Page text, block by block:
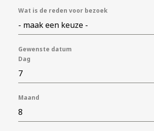
Wat is de reden voor bezoek
- maak een keuze -
Gewenste datum
Dag
7
Maand
8